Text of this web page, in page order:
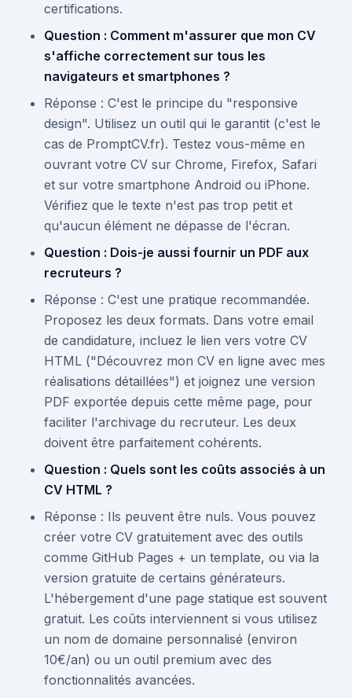
certifications.
Question : Comment m'assurer que mon CV
s'affiche correctement sur tous les
navigateurs et smartphones ?
Réponse : C'est le principe du "responsive
design". Utilisez un outil qui le garantit (c'est le
cas de PromptCV.fr). Testez vous-même en
ouvrant votre CV sur Chrome, Firefox, Safari
et sur votre smartphone Android ou iPhone.
Vérifiez que le texte n'est pas trop petit et
qu'aucun élément ne dépasse de l'écran.
Question : Dois-je aussi fournir un PDF aux
recruteurs ?
Réponse : C'est une pratique recommandée.
Proposez les deux formats. Dans votre email
de candidature, incluez le lien vers votre CV
HTML ("Découvrez mon CV en ligne avec mes
réalisations détaillées") et joignez une version
PDF exportée depuis cette même page, pour
faciliter l'archivage du recruteur. Les deux
doivent être parfaitement cohérents.
Question : Quels sont les coûts associés à un
CV HTML ?
Réponse : Ils peuvent être nuls. Vous pouvez
créer votre CV gratuitement avec des outils
comme GitHub Pages + un template, ou via la
version gratuite de certains générateurs.
L'hébergement d'une page statique est souvent
gratuit. Les coûts interviennent si vous utilisez
un nom de domaine personnalisé (environ
10€/an) ou un outil premium avec des
fonctionnalités avancées.